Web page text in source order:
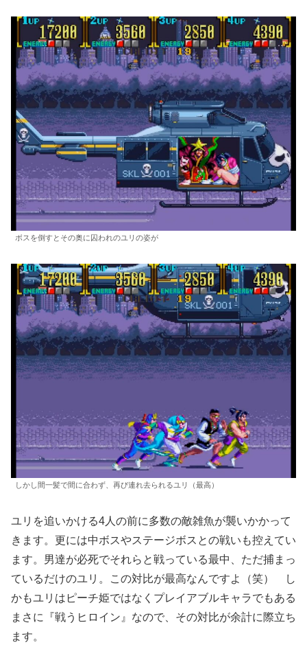
ボスを倒すとその奥に囚われのユリの姿が
しかし間一髪で間に合わず、再び連れ去られるユリ（最高）
ユリを追いかける4人の前に多数の敵雑魚が襲いかかって
きます。更には中ボスやステージボスとの戦いも控えてい
ます。男達が必死でそれらと戦っている最中、ただ捕まっ
ているだけのユリ。この対比が最高なんですよ（笑） し
かもユリはピーチ姫ではなくプレイアブルキャラでもある
まさに『戦うヒロイン』なので、その対比が余計に際立ち
ます。